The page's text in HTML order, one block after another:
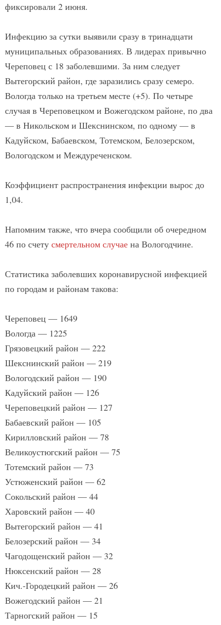
фиксировали 2 июня.
Инфекцию за сутки выявили сразу в тринадцати
муниципальных образованиях. В лидерах привычно
Череповец с 18 заболевшими. За ним следует
Вытегорский район, где заразились сразу семеро.
Вологда только на третьем месте (+5). По четыре
случая в Череповецком и Вожегодском районе, по два
— в Никольском и Шекснинском, по одному — в
Кадуйском, Бабаевском, Тотемском, Белозерском,
Вологодском и Междуреченском.
Коэффициент распространения инфекции вырос до
1,04.
Напомним также, что вчера сообщили об очередном
46 по счету смертельном случае на Вологодчине.
Статистика заболевших коронавирусной инфекцией
по городам и районам такова:
Череповец — 1649
Вологда — 1225
Грязовецкий район — 222
Шекснинский район — 219
Вологодский район — 190
Кадуйский район — 126
Череповецкий район — 127
Бабаевский район — 105
Кирилловский район — 78
Великоустюгский район — 75
Тотемский район — 73
Устюженский район — 62
Сокольский район — 44
Харовский район — 40
Вытегорский район — 41
Белозерский район — 34
Чагодощенский район — 32
Нюксенский район — 28
Кич.-Городецкий район — 26
Вожегодский район — 21
Тарногский район — 15